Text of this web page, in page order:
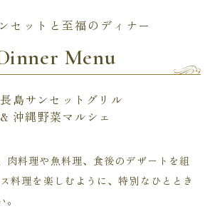
セットと至福のディナー
Menu
島サンセットグリル
& 沖縄野菜マルシェ
肉料理や魚料理、食後のデザートを組
料理を楽しむように、特別なひととき